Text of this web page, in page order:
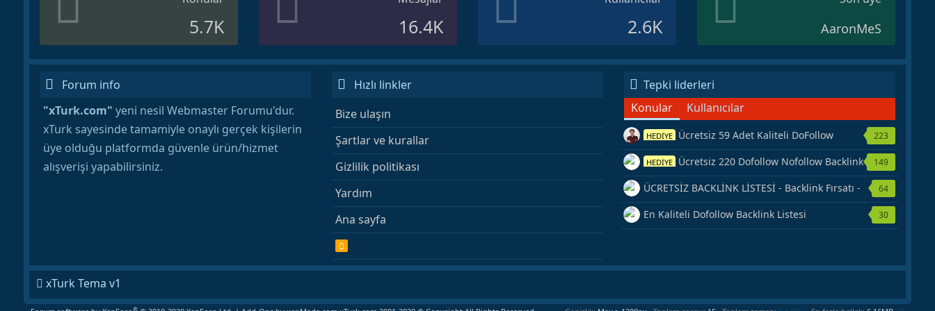
5.7K 16.4K 2.6K AaronMeS
Forum info
"xTurk.com" yeni nesil Webmaster Forumu'dur.
xTurk sayesinde tamamiyle onaylı gerçek kişilerin
üye olduğu platformda güvenle ürün/hizmet
alışverişi yapabilirsiniz.
Hızlı linkler
Bize ulaşın
Şartlar ve kurallar
Gizlilik politikası
Yardım
Ana sayfa
R
S
S
Tepki liderleri
Konular
Kullanıcılar
HEDİYE Ücretsiz 59 Adet Kaliteli DoFollow
Backlink Kaynağı Veriyorum.
223
HEDİYE Ücretsiz 220 Dofollow Nofollow Backlink
Veriyorum
149
ÜCRETSİZ BACKLİNK LİSTESİ - Backlink Fırsatı -
Hemen Yetiş!
64
En Kaliteli Dofollow Backlink Listesi 30
xTurk Tema v1
®